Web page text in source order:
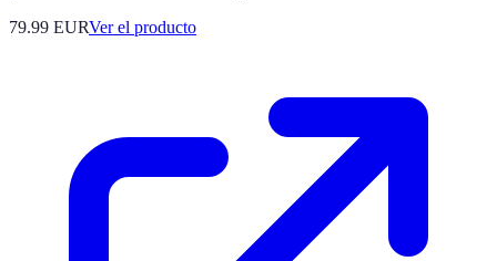
79.99 EURVer el producto